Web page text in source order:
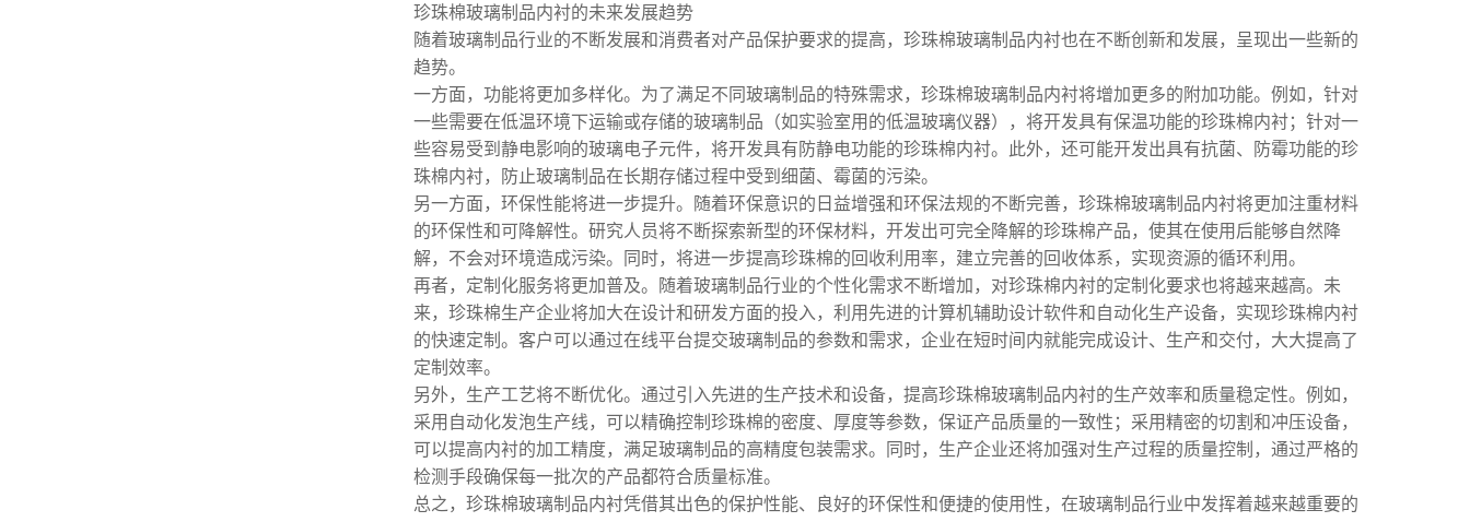
珍珠棉玻璃制品内衬的未来发展趋势
随着玻璃制品行业的不断发展和消费者对产品保护要求的提高，珍珠棉玻璃制品内衬也在不断创新和发展，呈现出一些新的
趋势。
一方面，功能将更加多样化。为了满足不同玻璃制品的特殊需求，珍珠棉玻璃制品内衬将增加更多的附加功能。例如，针对
一些需要在低温环境下运输或存储的玻璃制品（如实验室用的低温玻璃仪器），将开发具有保温功能的珍珠棉内衬；针对一
些容易受到静电影响的玻璃电子元件，将开发具有防静电功能的珍珠棉内衬。此外，还可能开发出具有抗菌、防霉功能的珍
珠棉内衬，防止玻璃制品在长期存储过程中受到细菌、霉菌的污染。
另一方面，环保性能将进一步提升。随着环保意识的日益增强和环保法规的不断完善，珍珠棉玻璃制品内衬将更加注重材料
的环保性和可降解性。研究人员将不断探索新型的环保材料，开发出可完全降解的珍珠棉产品，使其在使用后能够自然降
解，不会对环境造成污染。同时，将进一步提高珍珠棉的回收利用率，建立完善的回收体系，实现资源的循环利用。
再者，定制化服务将更加普及。随着玻璃制品行业的个性化需求不断增加，对珍珠棉内衬的定制化要求也将越来越高。未
来，珍珠棉生产企业将加大在设计和研发方面的投入，利用先进的计算机辅助设计软件和自动化生产设备，实现珍珠棉内衬
的快速定制。客户可以通过在线平台提交玻璃制品的参数和需求，企业在短时间内就能完成设计、生产和交付，大大提高了
定制效率。
另外，生产工艺将不断优化。通过引入先进的生产技术和设备，提高珍珠棉玻璃制品内衬的生产效率和质量稳定性。例如，
采用自动化发泡生产线，可以精确控制珍珠棉的密度、厚度等参数，保证产品质量的一致性；采用精密的切割和冲压设备，
可以提高内衬的加工精度，满足玻璃制品的高精度包装需求。同时，生产企业还将加强对生产过程的质量控制，通过严格的
检测手段确保每一批次的产品都符合质量标准。
总之，珍珠棉玻璃制品内衬凭借其出色的保护性能、良好的环保性和便捷的使用性，在玻璃制品行业中发挥着越来越重要的